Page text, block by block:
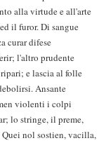
alla virtude e all'arte
il furor. Di sangue
curar difese
l'altro prudente
e lascia al folle
Ansante
violenti i colpi
lo stringe, il preme,
nol sostien, vacilla,